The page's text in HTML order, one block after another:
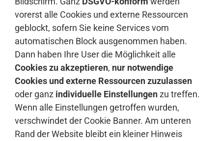
vorerst alle Cookies und externe Ressourcen
geblockt, sofern Sie keine Services vom
automatischen Block ausgenommen haben.
Dann haben Ihre User die Möglichkeit alle
Cookies zu akzeptieren, nur notwendige
Cookies und externe Ressourcen zuzulassen
oder ganz individuelle Einstellungenzu treffen.
Wenn alle Einstellungen getroffen wurden,
verschwindet der Cookie Banner. Am unteren
Rand der Website bleibt ein kleiner Hinweis